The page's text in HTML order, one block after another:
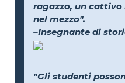
ragazzo, un cattivo
nel mezzo".
–Insegnante di
"Gli studenti